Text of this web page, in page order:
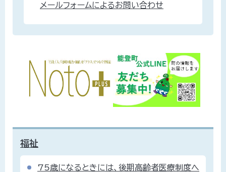
メールフォームによるお問い合わせ
福祉
75歳になるときには、後期高齢者医療制度へ